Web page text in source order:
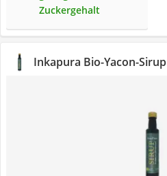
Zuckergehalt
Inkapura Bio-Yacon-Sirup